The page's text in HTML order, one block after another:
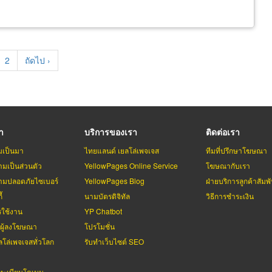
Page
2
Next
page
ถัดไป ›
ป็นมา
เป็นส่วนตัว
ปลอดภัยไซเบอร์
ช้งาน
ลงโฆษณา
โล่เพจเจสทั่วโลก
บริการของเรา
ไทยแลนด์ เยลโล่เพจเจส
YellowPages Online Service
YellowPages Blog
นามบัตรดิจิทัล
YP Chatbot
โปรโมชั่น
รับทำเว็บไซต์ SEO
ติดต่อเรา
ทีมที่ปรึกษาโฆษณา
โฆษณากับเรา
ฝ่ายบริการลูกค้าสัม
วิธีการชำระเงิน